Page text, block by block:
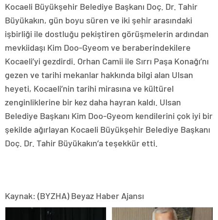
Kocaeli Büyükşehir Belediye Başkanı Doç. Dr. Tahir
Büyükakın, gün boyu süren ve iki şehir arasındaki
işbirliği ile dostluğu pekiştiren görüşmelerin ardından
mevkiidaşı Kim Doo-Gyeom ve beraberindekilere
Kocaeli’yi gezdirdi. Orhan Camii ile Sırrı Paşa Konağı’nı
gezen ve tarihi mekanlar hakkında bilgi alan Ulsan
heyeti, Kocaeli’nin tarihi mirasına ve kültürel
zenginliklerine bir kez daha hayran kaldı. Ulsan
Belediye Başkanı Kim Doo-Gyeom kendilerini çok iyi bir
şekilde ağırlayan Kocaeli Büyükşehir Belediye Başkanı
Doç. Dr. Tahir Büyükakın’a teşekkür etti.
Kaynak: (BYZHA) Beyaz Haber Ajansı